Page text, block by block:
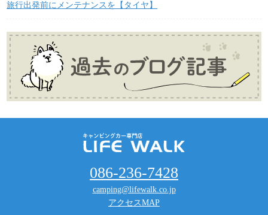
旅行出発前にメンテナンスを【タイヤ】
086-236-7428
camping@lifewalk.co.jp
アクセスMAP